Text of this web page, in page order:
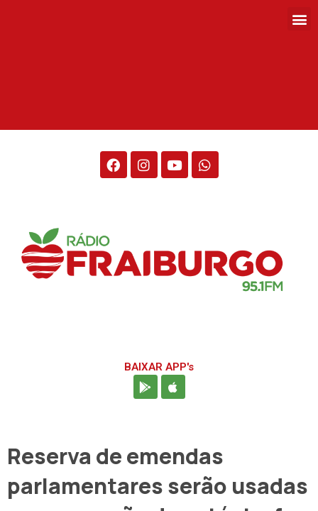
BAIXAR APP's
Reserva de emendas
parlamentares serão usadas